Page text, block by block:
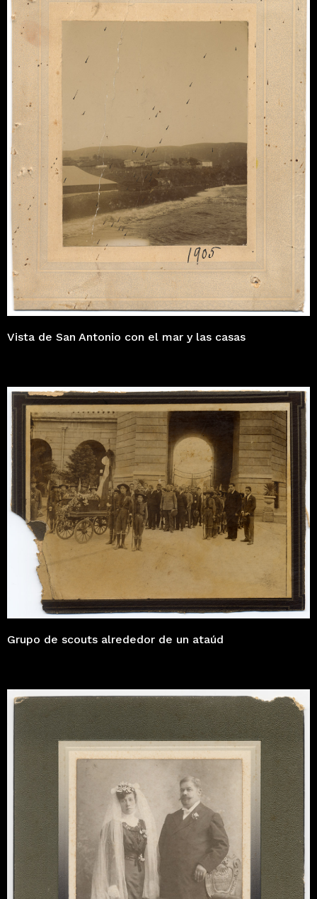
Vista de San Antonio con el mar y las casas
Grupo de scouts alrededor de un ataúd